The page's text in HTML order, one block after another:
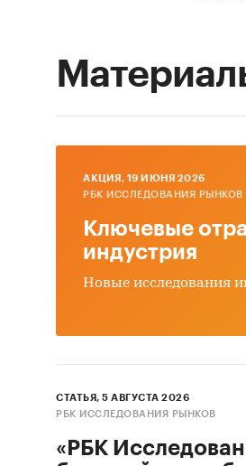
AКЦИЯ, 19 ИЮНЯ 2026
РБК ИССЛЕДОВАНИЯ РЫНКОВ
Ключевые
индустрия
Новые исследования
СТАТЬЯ, 5 АВГУСТА 2026
РБК ИССЛЕДОВАНИЯ РЫНКОВ
«РБК